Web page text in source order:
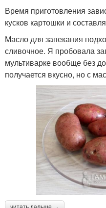
Время приготовления
кусков картошки и
Масло для запекания
сливочное. Я пробовала
мультиварке вообще без
получается вкусно, но с